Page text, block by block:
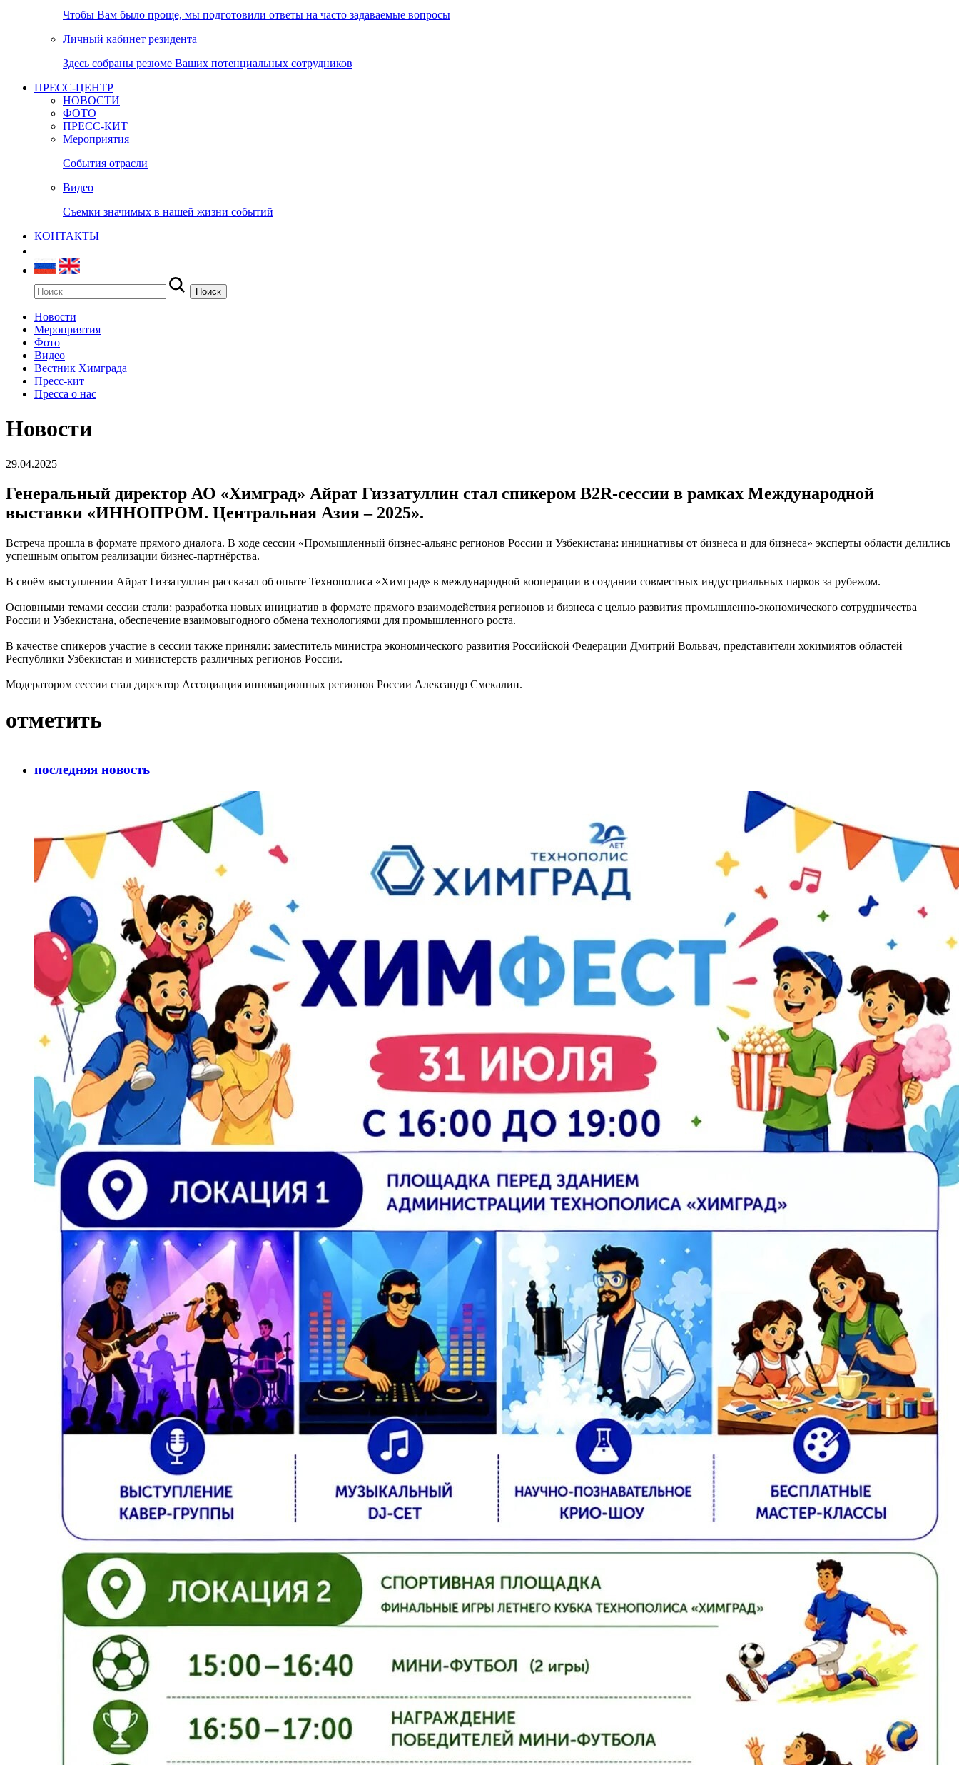
Чтобы Вам было проще, мы подготовили ответы на часто задаваемые вопросы
Личный кабинет резидента
Здесь собраны резюме Ваших потенциальных сотрудников
ПРЕСС-ЦЕНТР
НОВОСТИ
ФОТО
ПРЕСС-КИТ
Мероприятия
События отрасли
Видео
Съемки значимых в нашей жизни событий
КОНТАКТЫ
Новости
Мероприятия
Фото
Видео
Вестник Химграда
Пресс-кит
Пресса о нас
Новости
29.04.2025
Генеральный директор АО «Химград» Айрат Гиззатуллин стал спикером B2R-сессии в рамках Международной
выставки «ИННОПРОМ. Центральная Азия – 2025».
Встреча прошла в формате прямого диалога. В ходе сессии «Промышленный бизнес-альянс регионов России и Узбекистана: инициативы от бизнеса и для бизнеса» эксперты области делились
успешным опытом реализации бизнес-партнёрства.
В своём выступлении Айрат Гиззатуллин рассказал об опыте Технополиса «Химград» в международной кооперации в создании совместных индустриальных парков за рубежом.
Основными темами сессии стали: разработка новых инициатив в формате прямого взаимодействия регионов и бизнеса с целью развития промышленно-экономического сотрудничества
России и Узбекистана, обеспечение взаимовыгодного обмена технологиями для промышленного роста.
В качестве спикеров участие в сессии также приняли: заместитель министра экономического развития Российской Федерации Дмитрий Вольвач, представители хокимиятов областей
Республики Узбекистан и министерств различных регионов России.
Модератором сессии стал директор Ассоциация инновационных регионов России Александр Смекалин.
отметить
последняя новость